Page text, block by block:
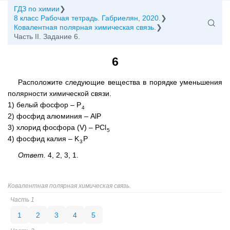
ГДЗ по химии
8 класс Рабочая тетрадь. Габриелян, 2020.
Ковалентная полярная химическая связь.
Часть II. Задание 6.
6
Расположите следующие вещества в порядке уменьшения
полярности химической связи.
1) белый фосфор – P4
2) фосфид алюминия – AlP
3) хлорид фосфора (V) – PCl5
4) фосфид калия – K3 P
Ответ. 4, 2, 3, 1.
Ковалентная полярная химическая связь.
Часть 1
1 2 3 4 5